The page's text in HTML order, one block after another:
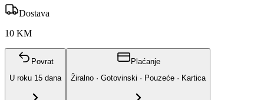
Dostava
10 KM
Povrat
U roku 15 dana
Plaćanje
Žiralno · Gotovinski · Pouzeće · Kartica